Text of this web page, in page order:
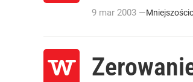
9 mar 2003 —